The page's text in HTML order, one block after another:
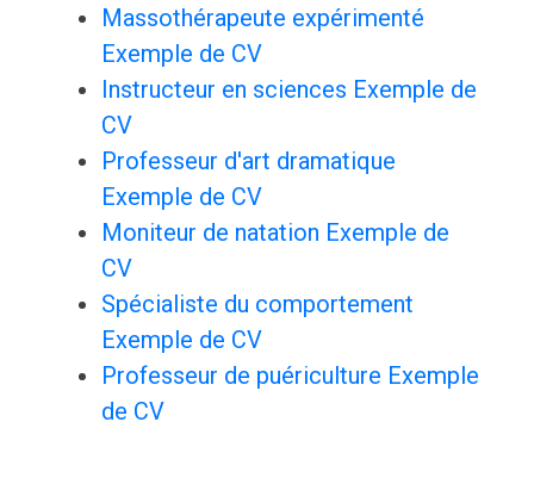
Massothérapeute expérimenté
Exemple de CV
Instructeur en sciences Exemple de
CV
Professeur d'art dramatique
Exemple de CV
Moniteur de natation Exemple de
CV
Spécialiste du comportement
Exemple de CV
Professeur de puériculture Exemple
de CV